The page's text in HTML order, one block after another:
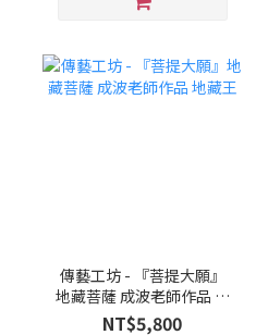
傳藝工坊 - 『菩提大願』
地藏菩薩 成波老師作品 地
藏王
NT$5,800